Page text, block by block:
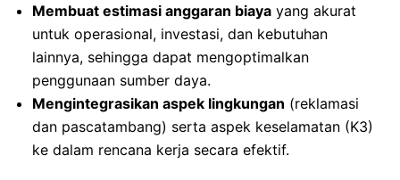
Membuat estimasi anggaran biaya yang akurat
untuk operasional, investasi, dan kebutuhan
lainnya, sehingga dapat mengoptimalkan
penggunaan sumber daya.
Mengintegrasikan aspek lingkungan (reklamasi
dan pascatambang) serta aspek keselamatan (K3)
ke dalam rencana kerja secara efektif.